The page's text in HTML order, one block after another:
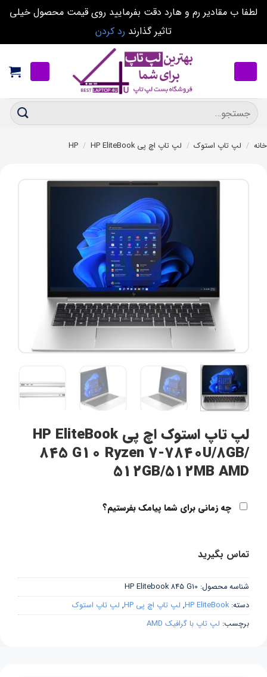
لطفا ب مقادیر رم و هارد دقت بفرمایید روی قیمت محصول خیلی
تاثیر گذارند رد کردن
content
جستجو
برای:
خانه / لپ تاپ استوک / لپ تاپ اچ پی HP / HP EliteBook
لپ تاپ استوک اچ پی HP EliteBook
845 G10 Ryzen 7-7840U/8GB/
512GB/512MB AMD
چه زمانی برای شما پیامک بفرستیم؟
تماس بگیرید
شناسه محصول: HP Elitebook 845 G10
دسته: HP EliteBook
, لپ تاپ اچ پی HP , لپ تاپ استوک
برچسب: لپ تاپ با گرافیک AMD